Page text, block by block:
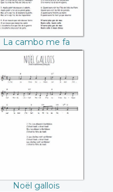
La cambo me fa
mau
Noël gallois
Noël gallois